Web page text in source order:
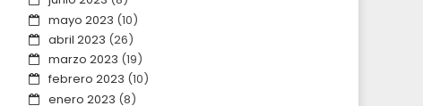
mayo 2023 (10)
abril 2023 (26)
marzo 2023 (19)
febrero 2023 (10)
enero 2023 (8)